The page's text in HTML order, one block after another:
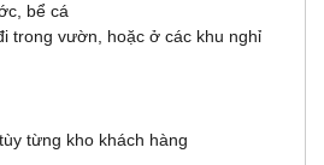
bể cá
trong vườn, hoặc ở các khu nghỉ
từng kho khách hàng